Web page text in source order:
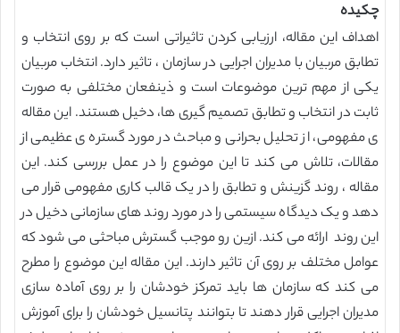
چکیده
اهداف این مقاله، ارزیابی کردن تاثیراتی است که بر روی انتخاب و
تطابق مربیان با مدیران اجرایی در سازمان ، تاثیر دارد. انتخاب مربیان
یکی از مهم ترین موضوعات است و ذینفعان مختلفی به صورت
ثابت در انتخاب و تطابق تصمیم گیری ها، دخیل هستند. این مقاله
ی مفهومی، از تحلیل بحرانی و مباحث در مورد گستره ی عظیمی از
مقالات، تلاش می کند تا این موضوع را در عمل بررسی کند. این
مقاله ، روند گزینش و تطابق را در یک قالب کاری مفهومی قرار می
دهد و یک دیدگاه سیستمی را در مورد روند های سازمانی دخیل در
این روند ارائه می کند. ازین رو موجب گسترش مباحثی می شود که
عوامل مختلف بر روی آن تاثیر دارند. این مقاله این موضوع را مطرح
می کند که سازمان ها باید تمرکز خودشان را بر روی آماده سازی
مدیران اجرایی قرار دهند تا بتوانند پتانسیل خودشان را برای آموزش